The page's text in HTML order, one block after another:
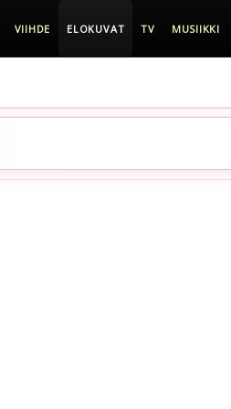
VIIHDE ELOKUVAT TV MUSIIKKI